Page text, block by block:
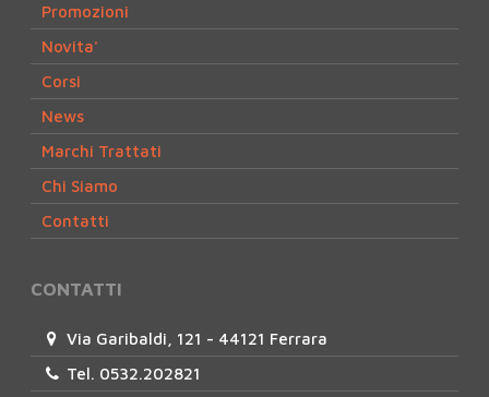
Promozioni
Novita'
Corsi
News
Marchi Trattati
Chi Siamo
Contatti
CONTATTI
Via Garibaldi, 121 - 44121 Ferrara
Tel. 0532.202821